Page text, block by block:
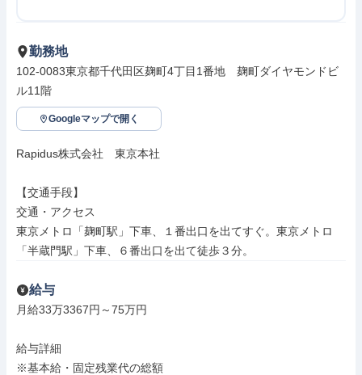
勤務地
102-0083東京都千代田区麹町4丁目1番地　麹町ダイヤモンドビ
ル11階
Googleマップで開く
Rapidus株式会社　東京本社
【交通手段】
交通・アクセス
東京メトロ「麹町駅」下車、１番出口を出てすぐ。東京メトロ
「半蔵門駅」下車、６番出口を出て徒歩３分。
給与
月給33万3367円～75万円
給与詳細
※基本給・固定残業代の総額